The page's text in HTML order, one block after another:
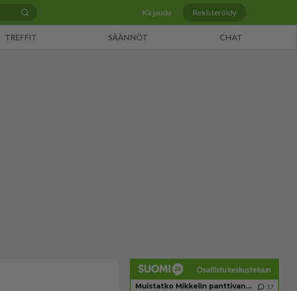
Kirjaudu Rekisteröidy
TREFFIT SÄÄNNÖT CHAT
Osallistu keskusteluun
Muistatko Mikkelin panttivankidraaman?
17